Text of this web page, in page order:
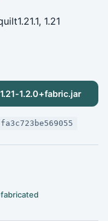
1.21.1, 1.21
1.2.0+fabric.jar